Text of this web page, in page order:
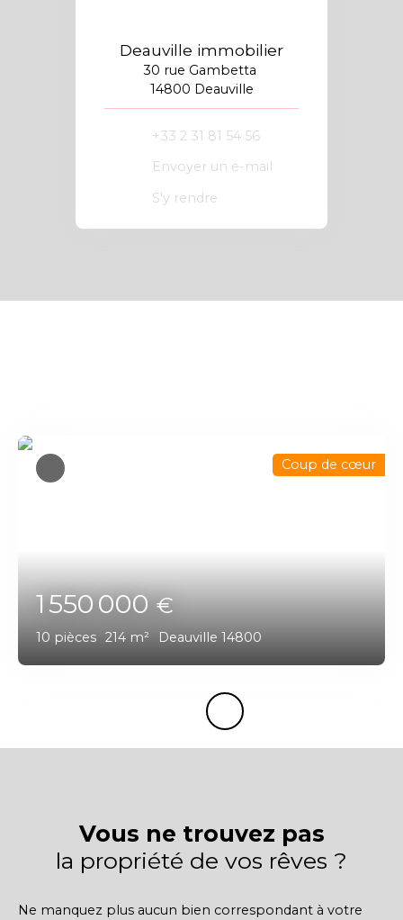
Deauville immobilier
30 rue Gambetta
14800 Deauville
+33 2 31 81 54 56
Envoyer un e-mail
S'y rendre
1 550 000€
10 pièces 214 m² Deauville 14800
Coup de cœur
Vous ne trouvez pas
la propriété de vos rêves ?
Ne manquez plus aucun bien correspondant à votre